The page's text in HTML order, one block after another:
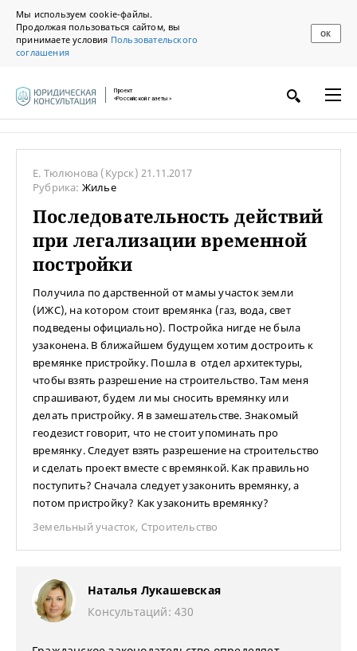
Мы используем cookie-файлы.
Продолжая пользоваться сайтом, вы
принимаете условия Пользовательского
соглашения
ОК
Проект
«Российской газеты»
Е. Тюлюнова (Курск)21.11.2017
Рубрика: Жилье
Последовательность действий
при легализации временной
постройки
Получила по дарственной от мамы участок земли
(ИЖС), на котором стоит времянка (газ, вода, свет
подведены официально). Постройка нигде не была
узаконена. В ближайшем будущем хотим достроить к
времянке пристройку. Пошла в отдел архитектуры,
чтобы взять разрешение на строительство. Там меня
спрашивают, будем ли мы сносить времянку или
делать пристройку. Я в замешательстве. Знакомый
геодезист говорит, что не стоит упоминать про
времянку. Следует взять разрешение на строительство
и сделать проект вместе с времянкой. Как правильно
поступить? Сначала следует узаконить времянку, а
потом пристройку? Как узаконить времянку?
Земельный участок, Строительство
Наталья Лукашевская
Консультаций: 430